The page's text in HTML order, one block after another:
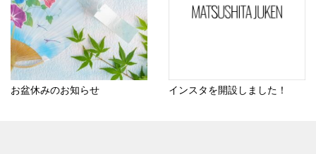
お盆休みのお知らせ インスタを開設しました！